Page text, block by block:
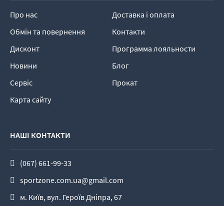
Про нас
Доставка і оплата
Обмін та повернення
Контакти
Дисконт
Программа лояльности
Новини
Блог
Сервіс
Прокат
Карта сайту
НАШІ КОНТАКТИ
(067) 661-99-33
sportzone.com.ua@gmail.com
м. Київ, вул. Героїв Дніпра, 67